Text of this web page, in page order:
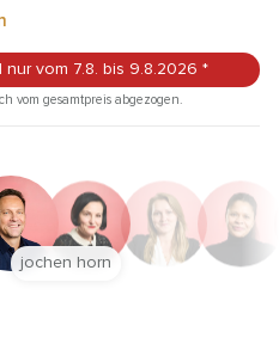
nur vom 7.8. bis 9.8.2026 *
vom gesamtpreis abgezogen.
jochen horn